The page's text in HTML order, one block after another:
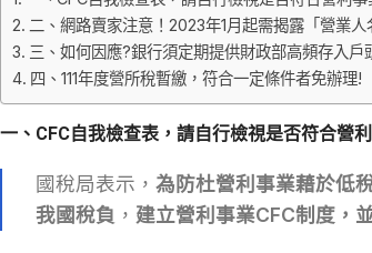
二、網路賣家注意！2023年1月起需揭露「營業人
三、如何因應?銀行須定期提供財政部高頻存入
四、111年度營所稅暫繳，符合一定條件者免辦理!
一、CFC自我檢查表，請自行檢視是否符合營
國稅局表示， 為防杜營利事業藉於低
我國稅負 ， 建立營利事業CFC制度，